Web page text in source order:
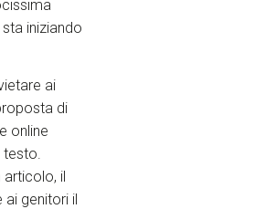
iniziando
ai
di
online
articolo, il
ai genitori il